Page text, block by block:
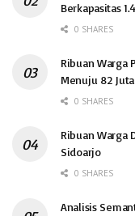
Berkapasitas
0 SHARES
Ribuan Warga
Menuju 82
0 SHARES
Ribuan Warga
Sidoarjo
0 SHARES
Analisis